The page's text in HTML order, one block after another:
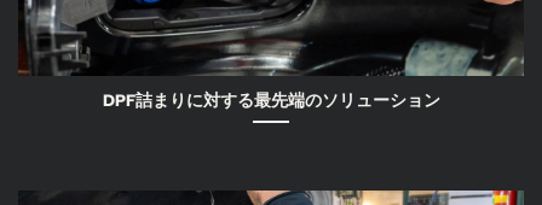
DPF詰まりに対する最先端のソリューション